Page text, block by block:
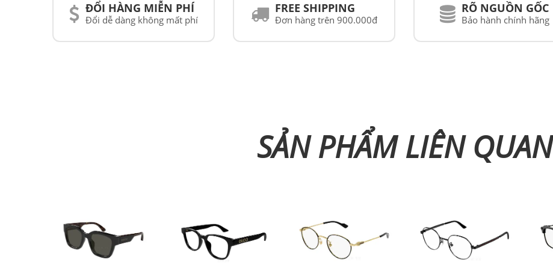
ĐỔI HÀNG MIỄN PHÍ
Đổi dễ dàng không mất phí
FREE SHIPPING
Đơn hàng trên 900.000đ
RÕ NGUỒN GỐC
Bảo hành chính hãng
SẢN PHẨM LIÊN QUAN